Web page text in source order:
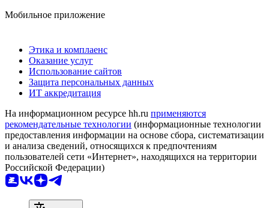
Мобильное приложение
Этика и комплаенс
Оказание услуг
Использование сайтов
Защита персональных данных
ИТ аккредитация
На информационном ресурсе hh.ru применяются
рекомендательные технологии (информационные технологии
предоставления информации на основе сбора, систематизации
и анализа сведений, относящихся к предпочтениям
пользователей сети «Интернет», находящихся на территории
Российской Федерации)